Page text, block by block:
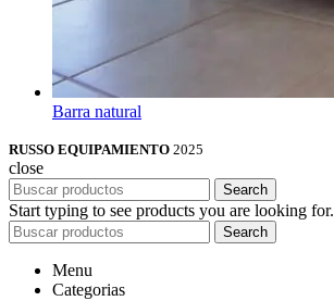
Barra natural
RUSSO EQUIPAMIENTO 2025
close
Search
Start typing to see products you are looking for.
Search
Menu
Categorias